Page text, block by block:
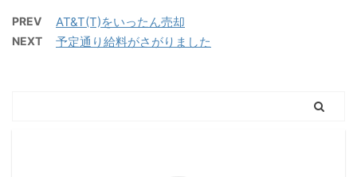
PREV AT&T(T)をいったん売却
NEXT 予定通り給料がさがりました